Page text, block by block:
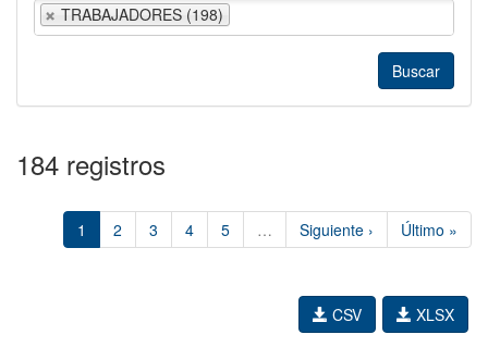
TRABAJADORES (198)
184 registros
1 2 3 4 5 … Siguiente › Último »
XLSX
CSV